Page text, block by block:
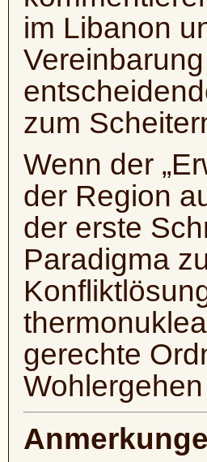
im Libanon
zum
Wenn der
der Region
der erste
Paradigma
gerechte